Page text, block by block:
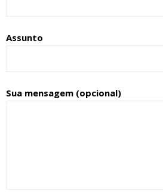
Assunto
Sua mensagem (opcional)